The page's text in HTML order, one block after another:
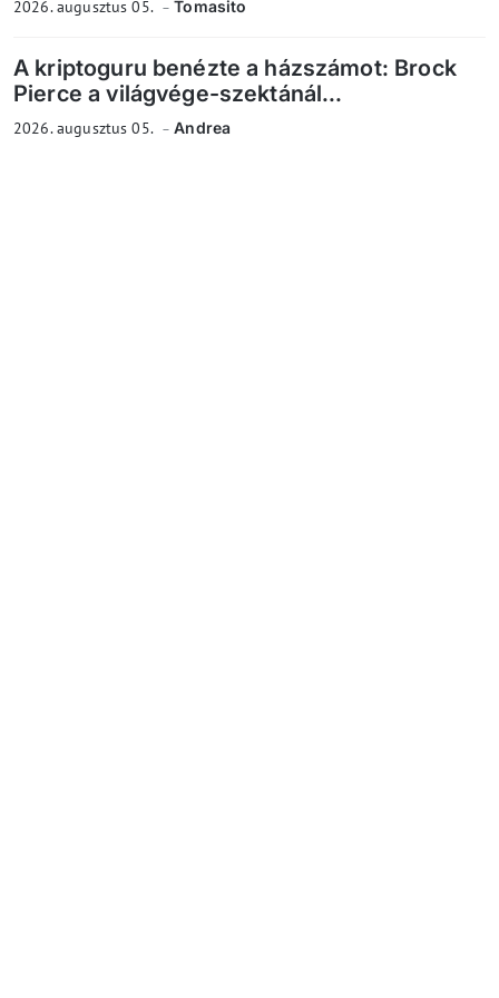
2026. augusztus 05. Tomasito
A kriptoguru benézte a házszámot: Brock
Pierce a világvége-szektánál...
2026. augusztus 05. Andrea